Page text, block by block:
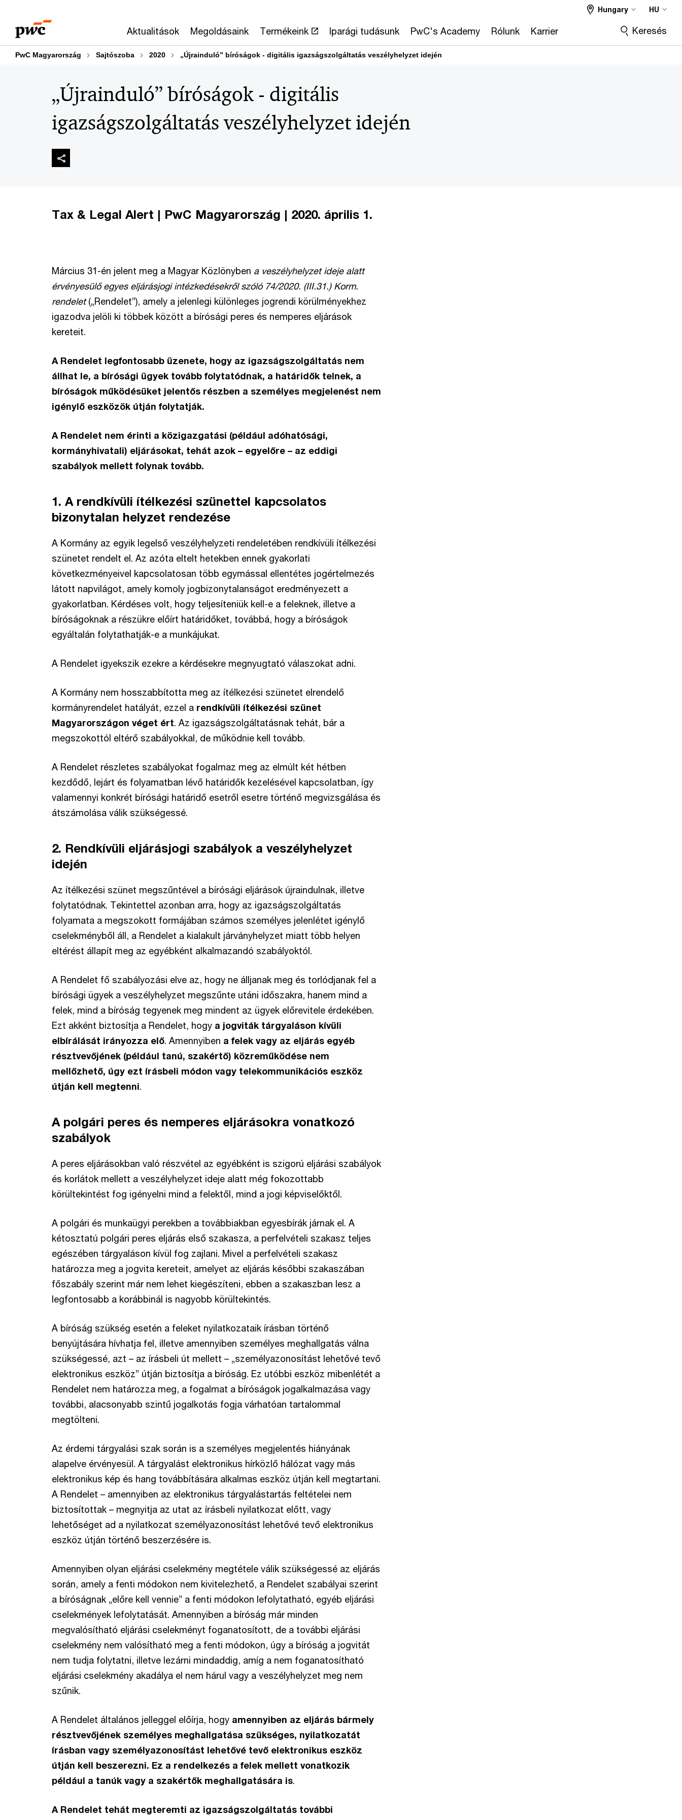
content
footer
Aktualitások Megoldásaink Termékeink Iparági tudásunk PwC's Academy Rólunk Karrier
Hungary HU
Keresés
PwC Magyarország Sajtószoba 2020 „Újrainduló” bíróságok - digitális igazságszolgáltatás veszélyhelyzet idején
„Újrainduló” bíróságok - digitális
igazságszolgáltatás veszélyhelyzet idején
Tax & Legal Alert | PwC Magyarország | 2020. április 1.
Március 31-én jelent meg a Magyar Közlönyben a veszélyhelyzet ideje alatt
érvényesülő egyes eljárásjogi intézkedésekről szóló 74/2020. (III.31.) Korm.
rendelet(„Rendelet”), amely a jelenlegi különleges jogrendi körülményekhez
igazodva jelöli ki többek között a bírósági peres és nemperes eljárások
kereteit.
A Rendelet legfontosabb üzenete, hogy az igazságszolgáltatás nem
állhat le, a bírósági ügyek tovább folytatódnak, a határidők telnek, a
bíróságok működésüket jelentős részben a személyes megjelenést nem
igénylő eszközök útján folytatják.
A Rendelet nem érinti a közigazgatási (például adóhatósági,
kormányhivatali) eljárásokat, tehát azok – egyelőre – az eddigi
szabályok mellett folynak tovább.
1. A rendkívüli ítélkezési szünettel kapcsolatos
bizonytalan helyzet rendezése
A Kormány az egyik legelső veszélyhelyzeti rendeletében rendkívüli ítélkezési
szünetet rendelt el. Az azóta eltelt hetekben ennek gyakorlati
következményeivel kapcsolatosan több egymással ellentétes jogértelmezés
látott napvilágot, amely komoly jogbizonytalanságot eredményezett a
gyakorlatban. Kérdéses volt, hogy teljesíteniük kell-e a feleknek, illetve a
bíróságoknak a részükre előírt határidőket, továbbá, hogy a bíróságok
egyáltalán folytathatják-e a munkájukat.
A Rendelet igyekszik ezekre a kérdésekre megnyugtató válaszokat adni.
A Kormány nem hosszabbította meg az ítélkezési szünetet elrendelő
kormányrendelet hatályát, ezzel a rendkívüli ítélkezési szünet
Magyarországon véget ért. Az igazságszolgáltatásnak tehát, bár a
megszokottól eltérő szabályokkal, de működnie kell tovább.
A Rendelet részletes szabályokat fogalmaz meg az elmúlt két hétben
kezdődő, lejárt és folyamatban lévő határidők kezelésével kapcsolatban, így
valamennyi konkrét bírósági határidő esetről esetre történő megvizsgálása és
átszámolása válik szükségessé.
2. Rendkívüli eljárásjogi szabályok a veszélyhelyzet
idején
Az ítélkezési szünet megszűntével a bírósági eljárások újraindulnak, illetve
folytatódnak. Tekintettel azonban arra, hogy az igazságszolgáltatás
folyamata a megszokott formájában számos személyes jelenlétet igénylő
cselekményből áll, a Rendelet a kialakult járványhelyzet miatt több helyen
eltérést állapít meg az egyébként alkalmazandó szabályoktól.
A Rendelet fő szabályozási elve az, hogy ne álljanak meg és torlódjanak fel a
bírósági ügyek a veszélyhelyzet megszűnte utáni időszakra, hanem mind a
felek, mind a bíróság tegyenek meg mindent az ügyek előrevitele érdekében.
Ezt akként biztosítja a Rendelet, hogy a jogviták tárgyaláson kívüli
elbírálását irányozza elő. Amennyiben a felek vagy az eljárás egyéb
résztvevőjének (például tanú, szakértő) közreműködése nem
mellőzhető, úgy ezt írásbeli módon vagy telekommunikációs eszköz
útján kell megtenni.
A polgári peres és nemperes eljárásokra vonatkozó
szabályok
A peres eljárásokban való részvétel az egyébként is szigorú eljárási szabályok
és korlátok mellett a veszélyhelyzet ideje alatt még fokozottabb
körültekintést fog igényelni mind a felektől, mind a jogi képviselőktől.
A polgári és munkaügyi perekben a továbbiakban egyesbírák járnak el. A
kétosztatú polgári peres eljárás első szakasza, a perfelvételi szakasz teljes
egészében tárgyaláson kívül fog zajlani. Mivel a perfelvételi szakasz
határozza meg a jogvita kereteit, amelyet az eljárás későbbi szakaszában
főszabály szerint már nem lehet kiegészíteni, ebben a szakaszban lesz a
legfontosabb a korábbinál is nagyobb körültekintés.
A bíróság szükség esetén a feleket nyilatkozataik írásban történő
benyújtására hívhatja fel, illetve amennyiben személyes meghallgatás válna
szükségessé, azt – az írásbeli út mellett – „személyazonosítást lehetővé tevő
elektronikus eszköz” útján biztosítja a bíróság. Ez utóbbi eszköz mibenlétét a
Rendelet nem határozza meg, a fogalmat a bíróságok jogalkalmazása vagy
további, alacsonyabb szintű jogalkotás fogja várhatóan tartalommal
megtölteni.
Az érdemi tárgyalási szak során is a személyes megjelentés hiányának
alapelve érvényesül. A tárgyalást elektronikus hírközlő hálózat vagy más
elektronikus kép és hang továbbítására alkalmas eszköz útján kell megtartani.
A Rendelet – amennyiben az elektronikus tárgyalástartás feltételei nem
biztosítottak – megnyitja az utat az írásbeli nyilatkozat előtt, vagy
lehetőséget ad a nyilatkozat személyazonosítást lehetővé tevő elektronikus
eszköz útján történő beszerzésére is.
Amennyiben olyan eljárási cselekmény megtétele válik szükségessé az eljárás
során, amely a fenti módokon nem kivitelezhető, a Rendelet szabályai szerint
a bíróságnak „előre kell vennie” a fenti módokon lefolytatható, egyéb eljárási
cselekmények lefolytatását. Amennyiben a bíróság már minden
megvalósítható eljárási cselekményt foganatosított, de a további eljárási
cselekmény nem valósítható meg a fenti módokon, úgy a bíróság a jogvitát
nem tudja folytatni, illetve lezárni mindaddig, amíg a nem foganatosítható
eljárási cselekmény akadálya el nem hárul vagy a veszélyhelyzet meg nem
szűnik.
A Rendelet általános jelleggel előírja, hogy amennyiben az eljárás bármely
résztvevőjének személyes meghallgatása szükséges, nyilatkozatát
írásban vagy személyazonosítást lehetővé tevő elektronikus eszköz
útján kell beszerezni. Ez a rendelkezés a felek mellett vonatkozik
például a tanúk vagy a szakértők meghallgatására is.
A Rendelet tehát megteremti az igazságszolgáltatás további